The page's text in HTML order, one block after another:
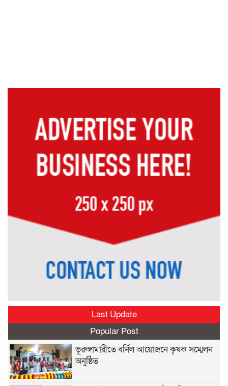
Last Update
Popular Post
ভূরুঙ্গামারীতে বর্নিল আয়োজনে কৃষক সম্মেলন
অনুষ্ঠিত